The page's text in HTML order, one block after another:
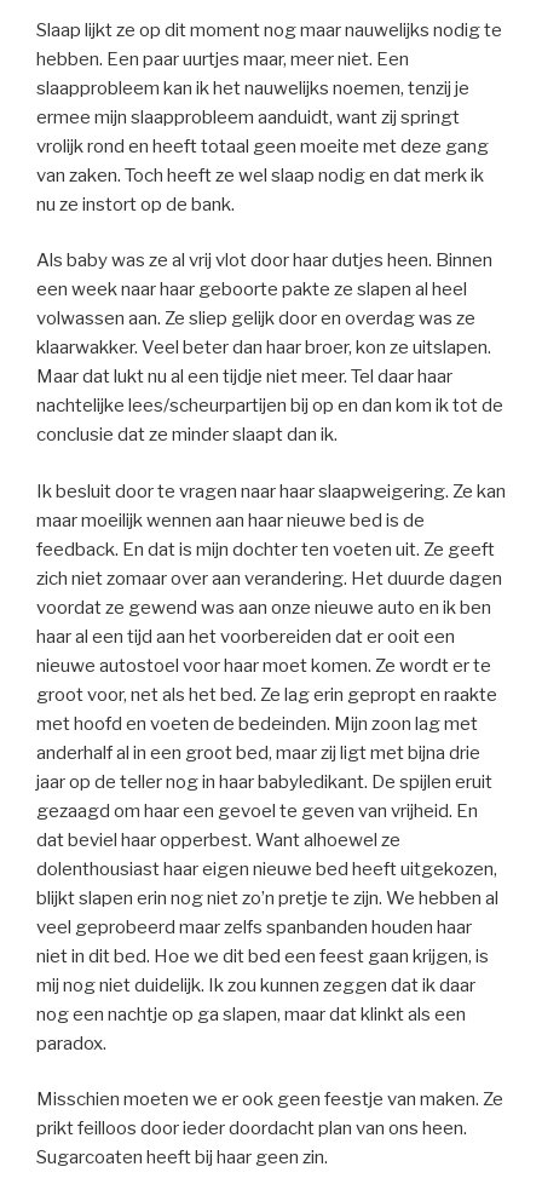
Slaap lijkt ze op dit moment nog maar nauwelijks nodig te
hebben. Een paar uurtjes maar, meer niet. Een
slaapprobleem kan ik het nauwelijks noemen, tenzij je
ermee mijn slaapprobleem aanduidt, want zij springt
vrolijk rond en heeft totaal geen moeite met deze gang
van zaken. Toch heeft ze wel slaap nodig en dat merk ik
nu ze instort op de bank.
Als baby was ze al vrij vlot door haar dutjes heen. Binnen
een week naar haar geboorte pakte ze slapen al heel
volwassen aan. Ze sliep gelijk door en overdag was ze
klaarwakker. Veel beter dan haar broer, kon ze uitslapen.
Maar dat lukt nu al een tijdje niet meer. Tel daar haar
nachtelijke lees/scheurpartijen bij op en dan kom ik tot de
conclusie dat ze minder slaapt dan ik.
Ik besluit door te vragen naar haar slaapweigering. Ze kan
maar moeilijk wennen aan haar nieuwe bed is de
feedback. En dat is mijn dochter ten voeten uit. Ze geeft
zich niet zomaar over aan verandering. Het duurde dagen
voordat ze gewend was aan onze nieuwe auto en ik ben
haar al een tijd aan het voorbereiden dat er ooit een
nieuwe autostoel voor haar moet komen. Ze wordt er te
groot voor, net als het bed. Ze lag erin gepropt en raakte
met hoofd en voeten de bedeinden. Mijn zoon lag met
anderhalf al in een groot bed, maar zij ligt met bijna drie
jaar op de teller nog in haar babyledikant. De spijlen eruit
gezaagd om haar een gevoel te geven van vrijheid. En
dat beviel haar opperbest. Want alhoewel ze
dolenthousiast haar eigen nieuwe bed heeft uitgekozen,
blijkt slapen erin nog niet zo’n pretje te zijn. We hebben al
veel geprobeerd maar zelfs spanbanden houden haar
niet in dit bed. Hoe we dit bed een feest gaan krijgen, is
mij nog niet duidelijk. Ik zou kunnen zeggen dat ik daar
nog een nachtje op ga slapen, maar dat klinkt als een
paradox.
Misschien moeten we er ook geen feestje van maken. Ze
prikt feilloos door ieder doordacht plan van ons heen.
Sugarcoaten heeft bij haar geen zin.